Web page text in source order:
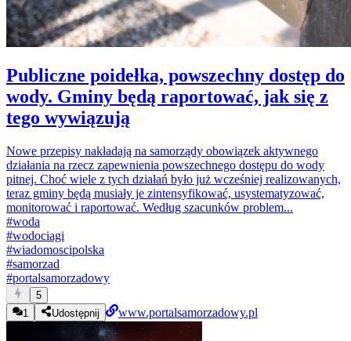
Publiczne poidełka, powszechny dostęp do
wody. Gminy będą raportować, jak się z
tego wywiązują
Nowe przepisy nakładają na samorządy obowiązek aktywnego
działania na rzecz zapewnienia powszechnego dostępu do wody
pitnej. Choć wiele z tych działań było już wcześniej realizowanych,
teraz gminy będą musiały je zintensyfikować, usystematyzować,
monitorować i raportować. Według szacunków problem...
#woda
#wodociagi
#wiadomoscipolska
#samorzad
#portalsamorzadowy
5
1
Udostępnij www.portalsamorzadowy.pl